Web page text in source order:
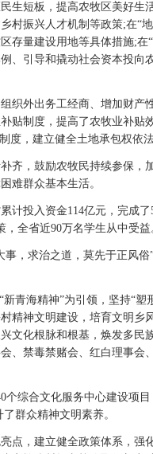
生短板，提高农牧区美好生
村振兴人才机制等政策;在“
存量建设用地等具体措施;在
、引导和撬动社会资本投向
外出务工经商、增加财产
贴制度，提高了农牧业补贴
度，建立健全土地承包权依
，鼓励农牧民持续参保，
难群众基本生活。
投入资金114亿元，完成了
全省近90万名学生从中受益
，求治之道，莫先于正风俗
海精神”为引领，坚持“塑
精神文明建设，培育文明乡
文化根脉和根基，焕发多民
、禁毒禁赌会、红白理事会
综合文化服务中心建设项目
群众精神文明素养。
，建立健全政策体系，强